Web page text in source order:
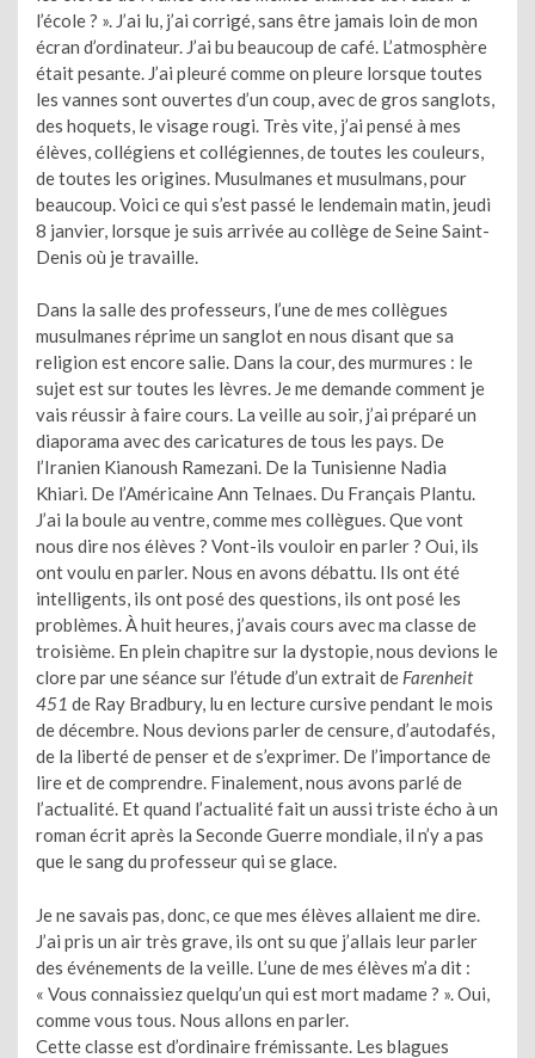
l’école ? ». J’ai lu, j’ai corrigé, sans être jamais loin de mon
écran d’ordinateur. J’ai bu beaucoup de café. L’atmosphère
était pesante. J’ai pleuré comme on pleure lorsque toutes
les vannes sont ouvertes d’un coup, avec de gros sanglots,
des hoquets, le visage rougi. Très vite, j’ai pensé à mes
élèves, collégiens et collégiennes, de toutes les couleurs,
de toutes les origines. Musulmanes et musulmans, pour
beaucoup. Voici ce qui s’est passé le lendemain matin, jeudi
8 janvier, lorsque je suis arrivée au collège de Seine Saint-
Denis où je travaille.
Dans la salle des professeurs, l’une de mes collègues
musulmanes réprime un sanglot en nous disant que sa
religion est encore salie. Dans la cour, des murmures : le
sujet est sur toutes les lèvres. Je me demande comment je
vais réussir à faire cours. La veille au soir, j’ai préparé un
diaporama avec des caricatures de tous les pays. De
l’Iranien Kianoush Ramezani. De la Tunisienne Nadia
Khiari. De l’Américaine Ann Telnaes. Du Français Plantu.
J’ai la boule au ventre, comme mes collègues. Que vont
nous dire nos élèves ? Vont-ils vouloir en parler ? Oui, ils
ont voulu en parler. Nous en avons débattu. Ils ont été
intelligents, ils ont posé des questions, ils ont posé les
problèmes. À huit heures, j’avais cours avec ma classe de
troisième. En plein chapitre sur la dystopie, nous devions le
clore par une séance sur l’étude d’un extrait de Farenheit
451 de Ray Bradbury, lu en lecture cursive pendant le mois
de décembre. Nous devions parler de censure, d’autodafés,
de la liberté de penser et de s’exprimer. De l’importance de
lire et de comprendre. Finalement, nous avons parlé de
l’actualité. Et quand l’actualité fait un aussi triste écho à un
roman écrit après la Seconde Guerre mondiale, il n’y a pas
que le sang du professeur qui se glace.
Je ne savais pas, donc, ce que mes élèves allaient me dire.
J’ai pris un air très grave, ils ont su que j’allais leur parler
des événements de la veille. L’une de mes élèves m’a dit :
« Vous connaissiez quelqu’un qui est mort madame ? ». Oui,
comme vous tous. Nous allons en parler.
Cette classe est d’ordinaire frémissante. Les blagues